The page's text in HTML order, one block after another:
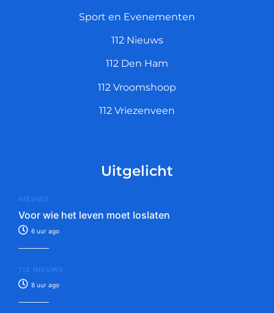
Sport en Evenementen
112 Nieuws
112 Den Ham
112 Vroomshoop
112 Vriezenveen
Uitgelicht
NIEUWS
Voor wie het leven moet loslaten
6 uur ago
112 NIEUWS
8 uur ago